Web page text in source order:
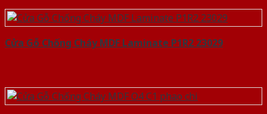
Cửa Gỗ Chống Cháy MDF Laminate P1R2 23029